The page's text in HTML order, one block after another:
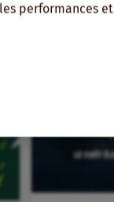
performances et